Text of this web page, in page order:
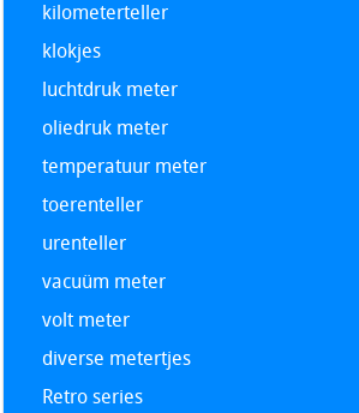
kilometerteller
klokjes
luchtdruk meter
oliedruk meter
temperatuur meter
toerenteller
urenteller
vacuüm meter
volt meter
diverse metertjes
Retro series